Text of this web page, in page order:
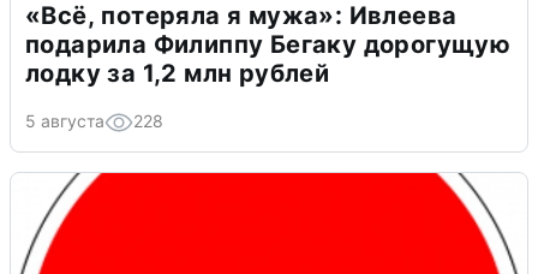
«Всё, потеряла я мужа»: Ивлеева
подарила Филиппу Бегаку дорогущую
лодку за 1,2 млн рублей
5 августа 228